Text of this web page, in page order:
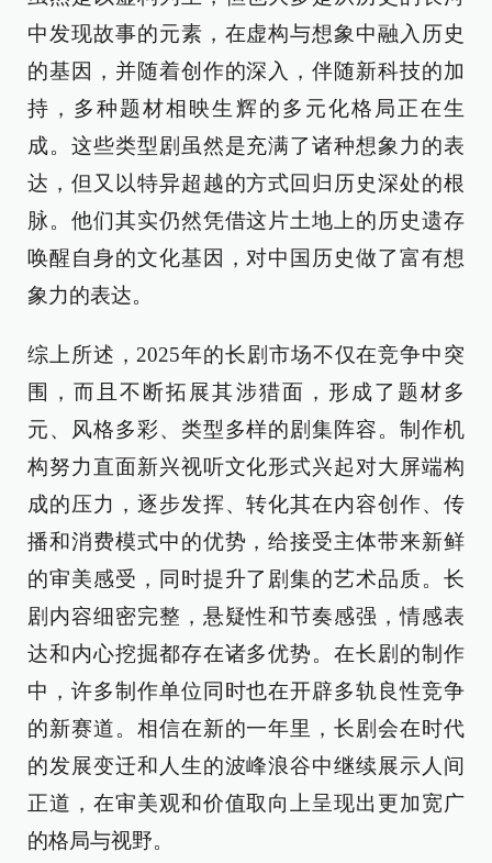
中发现故事的元素，在虚构与想象中融入历史
的基因，并随着创作的深入，伴随新科技的加
持，多种题材相映生辉的多元化格局正在生
成。这些类型剧虽然是充满了诸种想象力的表
达，但又以特异超越的方式回归历史深处的根
脉。他们其实仍然凭借这片土地上的历史遗存
唤醒自身的文化基因，对中国历史做了富有想
象力的表达。
综上所述，2025年的长剧市场不仅在竞争中突
围，而且不断拓展其涉猎面，形成了题材多
元、风格多彩、类型多样的剧集阵容。制作机
构努力直面新兴视听文化形式兴起对大屏端构
成的压力，逐步发挥、转化其在内容创作、传
播和消费模式中的优势，给接受主体带来新鲜
的审美感受，同时提升了剧集的艺术品质。长
剧内容细密完整，悬疑性和节奏感强，情感表
达和内心挖掘都存在诸多优势。在长剧的制作
中，许多制作单位同时也在开辟多轨良性竞争
的新赛道。相信在新的一年里，长剧会在时代
的发展变迁和人生的波峰浪谷中继续展示人间
正道，在审美观和价值取向上呈现出更加宽广
的格局与视野。